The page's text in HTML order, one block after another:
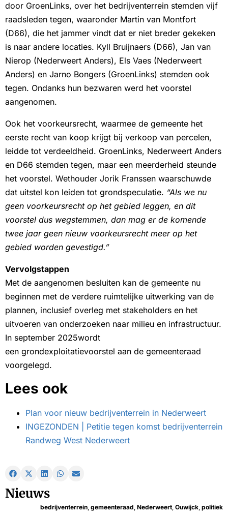
door GroenLinks, over het bedrijventerrein stemden vijf
raadsleden tegen, waaronder Martin van Montfort
(D66), die het jammer vindt dat er niet breder gekeken
is naar andere locaties. Kyll Bruijnaers (D66), Jan van
Nierop (Nederweert Anders), Els Vaes (Nederweert
Anders) en Jarno Bongers (GroenLinks) stemden ook
tegen. Ondanks hun bezwaren werd het voorstel
aangenomen.
Ook het voorkeursrecht, waarmee de gemeente het
eerste recht van koop krijgt bij verkoop van percelen,
leidde tot verdeeldheid. GroenLinks, Nederweert Anders
en D66 stemden tegen, maar een meerderheid steunde
het voorstel. Wethouder Jorik Franssen waarschuwde
dat uitstel kon leiden tot grondspeculatie. “Als we nu
geen voorkeursrecht op het gebied leggen, en dit
voorstel dus wegstemmen, dan mag er de komende
twee jaar geen nieuw voorkeursrecht meer op het
gebied worden gevestigd.”
Vervolgstappen
Met de aangenomen besluiten kan de gemeente nu
beginnen met de verdere ruimtelijke uitwerking van de
plannen, inclusief overleg met stakeholders en het
uitvoeren van onderzoeken naar milieu en infrastructuur.
In september 2025wordt
een grondexploitatievoorstel aan de gemeenteraad
voorgelegd.
Lees ook
Plan voor nieuw bedrijventerrein in Nederweert
INGEZONDEN | Petitie tegen komst bedrijventerrein
Randweg West Nederweert
Nieuws
bedrijventerrein, gemeenteraad, Nederweert, Ouwijck, politiek